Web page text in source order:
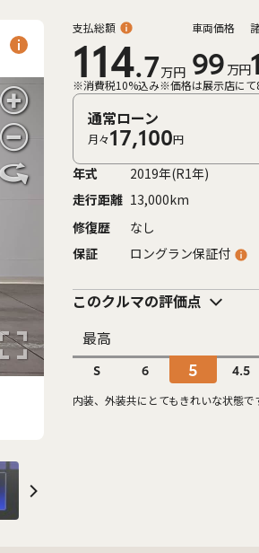
支払総額
114.7万円
車両価格
99 万円
※消費税10%込み※価格は展示店にて
通常ローン
月々17,100円
年式
2019年(R1年)
走行距離 13,000km
修復歴
なし
保証
ロングラン保証付
このクルマの評価点
最高
S 6 5 4.5
内装、外装共にとてもきれいな状態で